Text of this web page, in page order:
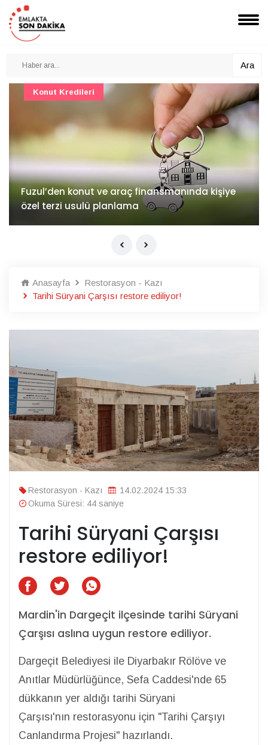
Ara
İv Kandilli'de yaşam yakında başlıyor
Konut Projeleri
Anasayfa
Restorasyon - Kazı
Tarihi Süryani Çarşısı restore ediliyor!
Restorasyon - Kazı
14.02.2024 15:33
Okuma Süresi: 44 saniye
Tarihi Süryani Çarşısı
restore ediliyor!
Mardin'in Dargeçit ilçesinde tarihi Süryani
Çarşısı aslına uygun restore ediliyor.
Dargeçit Belediyesi ile Diyarbakır Rölöve ve
Anıtlar Müdürlüğünce, Sefa Caddesi'nde 65
dükkanın yer aldığı tarihi Süryani
Çarşısı'nın restorasyonu için "Tarihi Çarşıyı
Canlandırma Projesi" hazırlandı.